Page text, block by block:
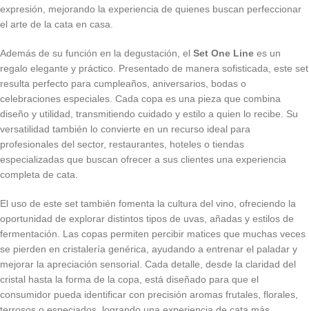
expresión, mejorando la experiencia de quienes buscan perfeccionar
el arte de la cata en casa.
Además de su función en la degustación, el Set One Line es un
regalo elegante y práctico. Presentado de manera sofisticada, este set
resulta perfecto para cumpleaños, aniversarios, bodas o
celebraciones especiales. Cada copa es una pieza que combina
diseño y utilidad, transmitiendo cuidado y estilo a quien lo recibe. Su
versatilidad también lo convierte en un recurso ideal para
profesionales del sector, restaurantes, hoteles o tiendas
especializadas que buscan ofrecer a sus clientes una experiencia
completa de cata.
El uso de este set también fomenta la cultura del vino, ofreciendo la
oportunidad de explorar distintos tipos de uvas, añadas y estilos de
fermentación. Las copas permiten percibir matices que muchas veces
se pierden en cristalería genérica, ayudando a entrenar el paladar y
mejorar la apreciación sensorial. Cada detalle, desde la claridad del
cristal hasta la forma de la copa, está diseñado para que el
consumidor pueda identificar con precisión aromas frutales, florales,